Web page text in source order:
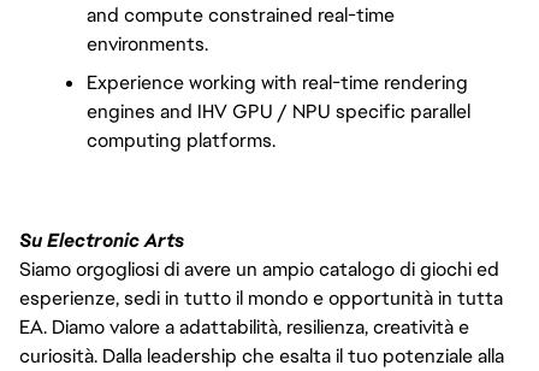
and compute constrained real-time
environments.
Experience working with real-time rendering
engines and IHV GPU / NPU specific parallel
computing platforms.
Su Electronic Arts
Siamo orgogliosi di avere un ampio catalogo di giochi ed
esperienze, sedi in tutto il mondo e opportunità in tutta
EA. Diamo valore a adattabilità, resilienza, creatività e
curiosità. Dalla leadership che esalta il tuo potenziale alla